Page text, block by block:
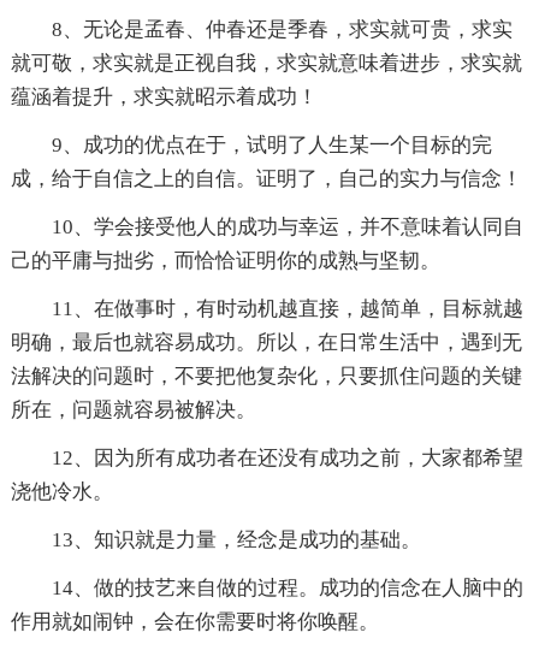
8、无论是孟春、仲春还是季春，求实就可贵，求实
就可敬，求实就是正视自我，求实就意味着进步，求实就
蕴涵着提升，求实就昭示着成功！
9、成功的优点在于，试明了人生某一个目标的完
成，给于自信之上的自信。证明了，自己的实力与信念！
10、学会接受他人的成功与幸运，并不意味着认同自
己的平庸与拙劣，而恰恰证明你的成熟与坚韧。
11、在做事时，有时动机越直接，越简单，目标就越
明确，最后也就容易成功。所以，在日常生活中，遇到无
法解决的问题时，不要把他复杂化，只要抓住问题的关键
所在，问题就容易被解决。
12、因为所有成功者在还没有成功之前，大家都希望
浇他冷水。
13、知识就是力量，经念是成功的基础。
14、做的技艺来自做的过程。成功的信念在人脑中的
作用就如闹钟，会在你需要时将你唤醒。